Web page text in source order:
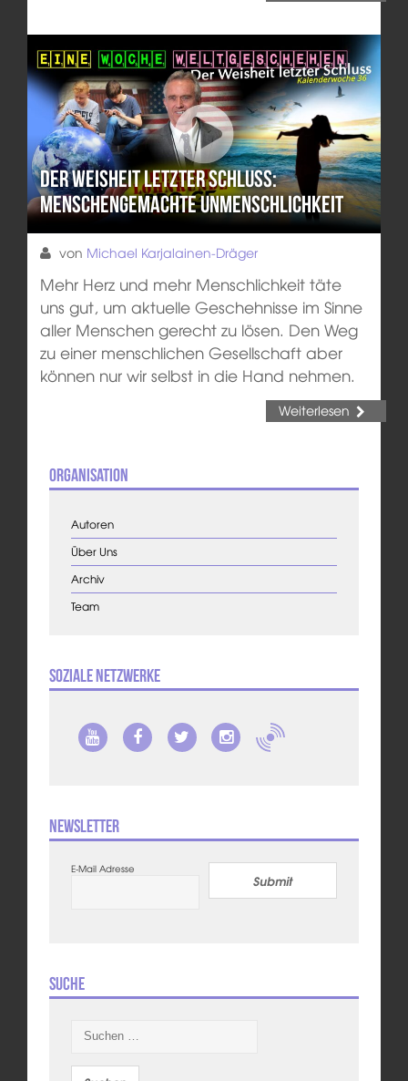
Der Weisheit letzter Schluss:
Menschengemachte Unmenschlichkeit
von Michael Karjalainen-Dräger
Mehr Herz und mehr Menschlichkeit täte
uns gut, um aktuelle Geschehnisse im Sinne
aller Menschen gerecht zu lösen. Den Weg
zu einer menschlichen Gesellschaft aber
können nur wir selbst in die Hand nehmen.
Weiterlesen
Organisation
Autoren
Über Uns
Archiv
Team
Soziale Netzwerke
Newsletter
E-Mail Adresse
Submit
Suche
nach: